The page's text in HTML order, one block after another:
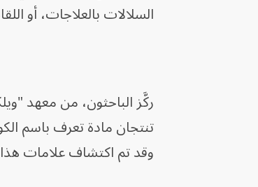
السلالات بالعلاجات، أو
ركَّز الباحثون، من معهد
تنتجان مادة تعرف باسم
وقد تم اكتشاف علامات